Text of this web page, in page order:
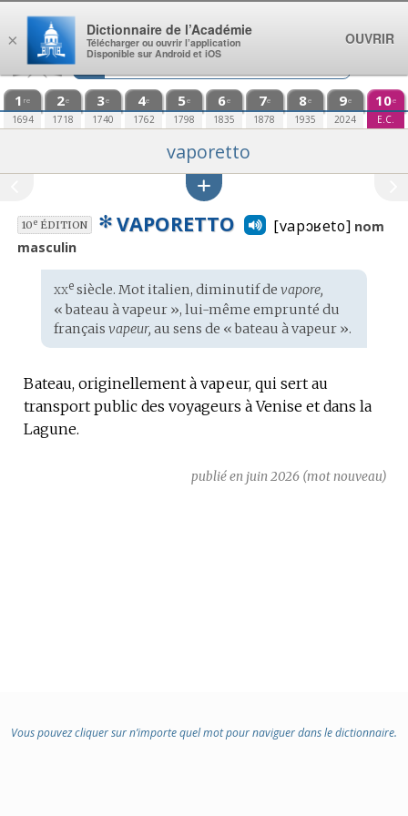
Aller au contenu
1 re
1694
2e
1718
3e
1740
4e
1762
5e
1798
6e
1835
7e
1878
8e
1935
9e
2024
10e
E.C.
vaporetto
10eÉDITION ✻ VAPORETTO [vapɔʁeto] nom
masculin
Étymologie
:
xxesiècle. Mot italien, diminutif de vapore,
« bateau à vapeur », lui-même emprunté du
français vapeur, au sens de « bateau à vapeur ».
Bateau, originellement à vapeur, qui sert au
transport public des voyageurs à Venise et dans la
Lagune.
publié en juin 2026 (mot nouveau)
Vous pouvez cliquer sur n’importe quel mot pour naviguer dans le dictionnaire.
×
Dictionnaire de l’Académie
Télécharger ou ouvrir l’application
Disponible sur Android et iOS
OUVRIR